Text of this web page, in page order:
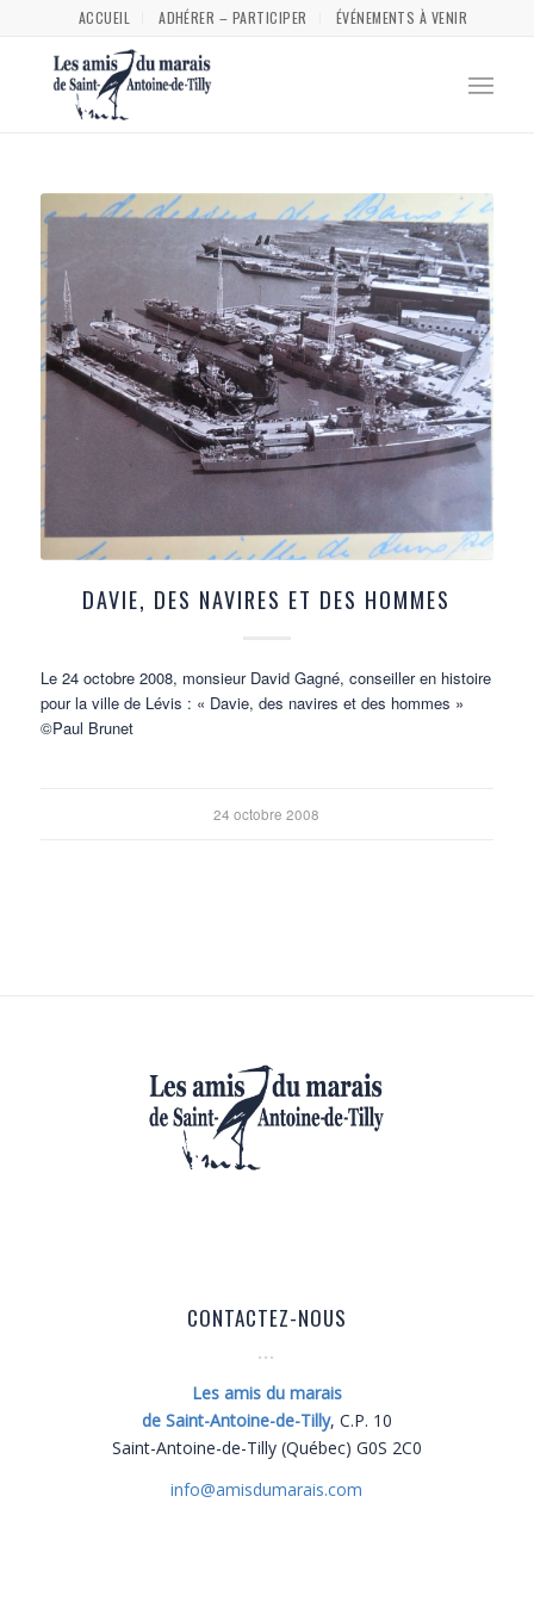
ACCUEIL ADHÉRER – PARTICIPER ÉVÉNEMENTS À VENIR
DAVIE, DES NAVIRES ET DES HOMMES
Le 24 octobre 2008, monsieur David Gagné, conseiller en histoire
pour la ville de Lévis : « Davie, des navires et des hommes »
©Paul Brunet
24 octobre 2008
CONTACTEZ-NOUS
Les amis du marais
de Saint-Antoine-de-Tilly, C.P. 10
Saint-Antoine-de-Tilly (Québec) G0S 2C0
info@amisdumarais.com